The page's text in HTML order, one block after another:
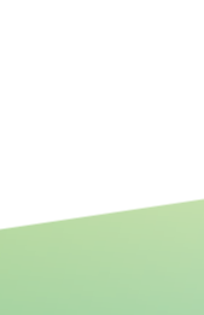
für mehr